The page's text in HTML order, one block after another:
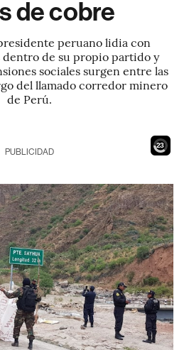
de cobre
peruano lidia con
dentro de su propio partido y
sociales surgen entre las
del llamado corredor minero
de Perú.
21
PUBLICIDAD